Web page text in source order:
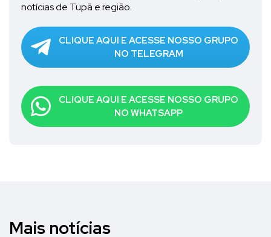
notícias de Tupã e região.
CLIQUE AQUI E ACESSE NOSSO GRUPO
NO TELEGRAM
CLIQUE AQUI E ACESSE NOSSO GRUPO
NO WHATSAPP
Mais notícias